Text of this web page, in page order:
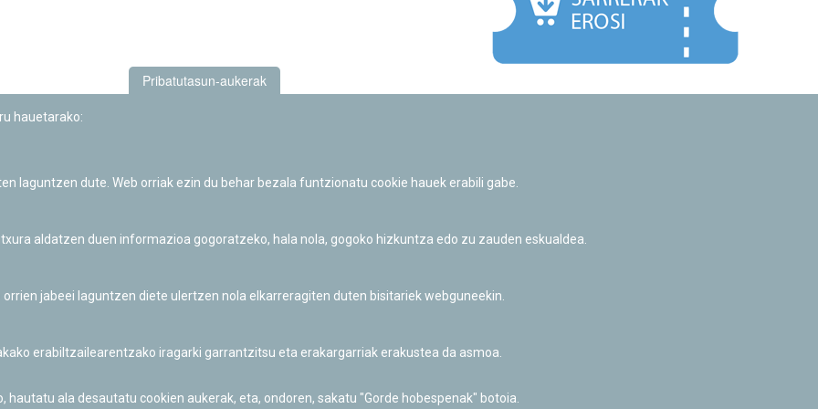
Informazio publikoa eskatzeko baimena
Pribatutasun-aukerak
hauetarako:
laguntzen dute. Web orriak ezin du behar bezala funtzionatu cookie hauek erabili gabe.
aldatzen duen informazioa gogoratzeko, hala nola, gogoko hizkuntza edo zu zauden eskualdea.
jabeei laguntzen diete ulertzen nola elkarreragiten duten bisitariek webguneekin.
erabiltzailearentzako iragarki garrantzitsu eta erakargarriak erakustea da asmoa.
ala desautatu cookien aukerak, eta, ondoren, sakatu "Gorde hobespenak" botoia.